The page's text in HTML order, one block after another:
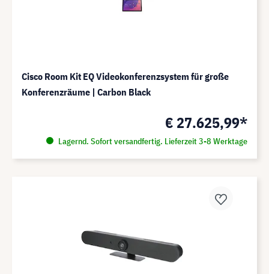
Cisco Room Kit EQ Videokonferenzsystem für große
Konferenzräume | Carbon Black
€ 27.625,99*
Lagernd. Sofort versandfertig. Lieferzeit 3-8 Werktage